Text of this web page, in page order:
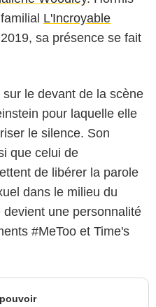
L'Incroyable
sa présence se fait
le devant de la scène
pour laquelle elle
le silence. Son
que celui de
de libérer la parole
dans le milieu du
une personnalité
#MeToo et Time's